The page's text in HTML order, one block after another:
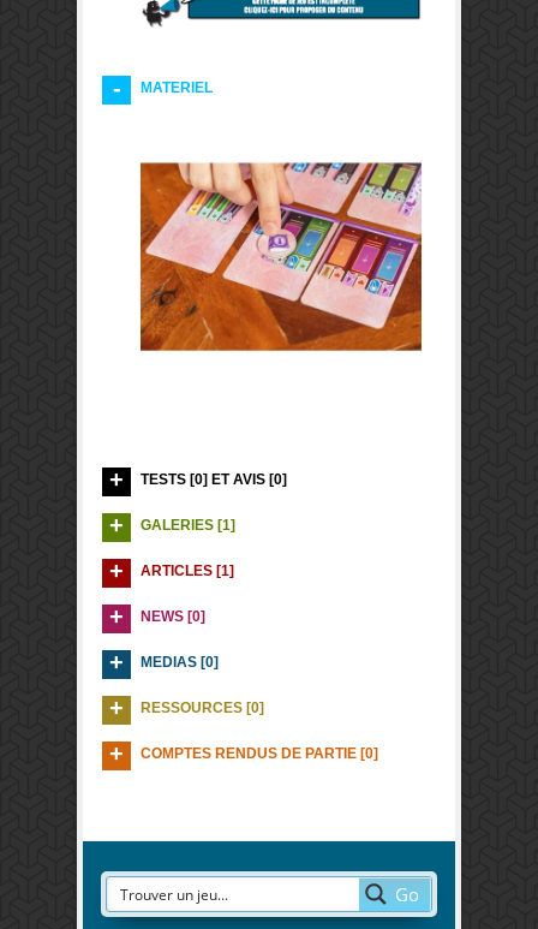
MATERIEL
TESTS [0] ET AVIS [0]
GALERIES [1]
ARTICLES [1]
NEWS [0]
MEDIAS [0]
RESSOURCES [0]
COMPTES RENDUS DE PARTIE [0]
Go